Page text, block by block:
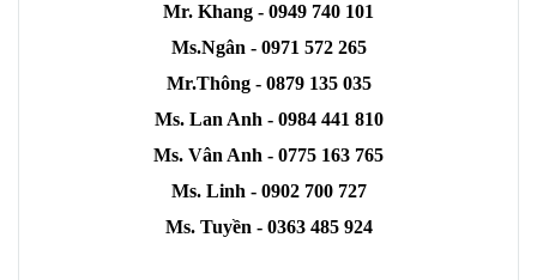
Mr. Khang - 0949 740 101
Ms.Ngân - 0971 572 265
Mr.Thông - 0879 135 035
Ms. Lan Anh - 0984 441 810
Ms. Vân Anh - 0775 163 765
Ms. Linh - 0902 700 727
Ms. Tuyền - 0363 485 924